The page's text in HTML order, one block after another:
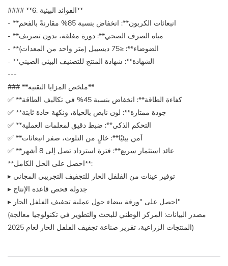
#### **6. الفوائد البيئية**
- **انبعاثات الكربون**: انخفاض بنسبة 85% مقارنةً بالفحم
- **مياه الصرف الصحي**: دورة مغلقة، بدون تصريف
- **الضوضاء**: ≤75 ديسيبل (متر واحد من المعدات)
- **الشهادة**: شهادة المنتج للتصنيف البيئي الصيني
---
### **ملخص المزايا التقنية**
✅ **كفاءة الطاقة**: انخفاض بنسبة 45% في تكاليف الطاقة
✅ **جودة ممتازة**: لون نابض بالحياة، ونكهة حادة ثابتة
✅ **التحكم الذكي**: ضبط دقيق لمعلمات العملية
✅ **آمن بيئيًا**: خالٍ من التلوث، صفر انبعاثات
✅ **عائد استثمار سريع**: فترة استرداد تصل إلى 8 أشهر
**احصل على الحل الكامل**:
▸ توفير عينات من الفلفل الحار للتجفيف التجريبي المجاني
▸ جدولة فحص قاعدة الإنتاج
▸ احصل على "ورقة بيضاء حول عملية تجفيف الفلفل الحار"
(مصدر البيانات: المركز الوطني للبحث والتطوير في تكنولوجيا معالجة
المنتجات الزراعية، تقرير صناعة تجفيف الفلفل الحار لعام 2025)